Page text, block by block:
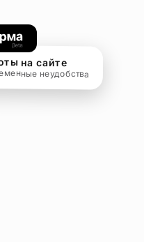
на сайте
неудобства